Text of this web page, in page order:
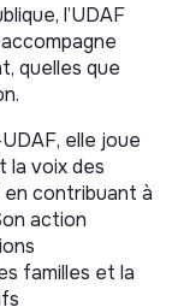
l’UDAF
quelles que
elle joue
la voix des
en contribuant à
action
familles et la